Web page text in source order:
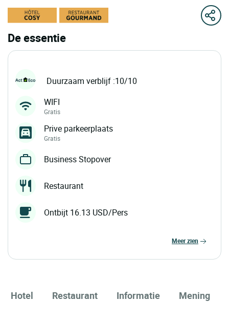
De essentie
Duurzaam verblijf :10/10
WIFI
Gratis
Prive parkeerplaats
Gratis
Business Stopover
Restaurant
Ontbijt 16.13 USD/Pers
meer zien
Hotel Restaurant Informatie Mening